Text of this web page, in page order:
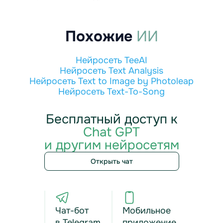
Похожие ИИ
Нейросеть TeeAI
Нейросеть Text Analysis
Нейросеть Text to Image by Photoleap
Нейросеть Text-To-Song
Бесплатный доступ к
Chat GPT
и другим нейросетям
Открыть чат
Чат-бот
Мобильное